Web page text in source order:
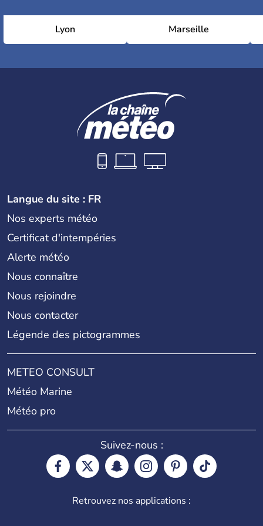
Lyon Marseille
Langue du site : FR
Nos experts météo
Certificat d'intempéries
Alerte météo
Nous connaître
Nous rejoindre
Nous contacter
Légende des pictogrammes
METEO CONSULT
Météo Marine
Météo pro
Suivez-nous :
Retrouvez nos applications :